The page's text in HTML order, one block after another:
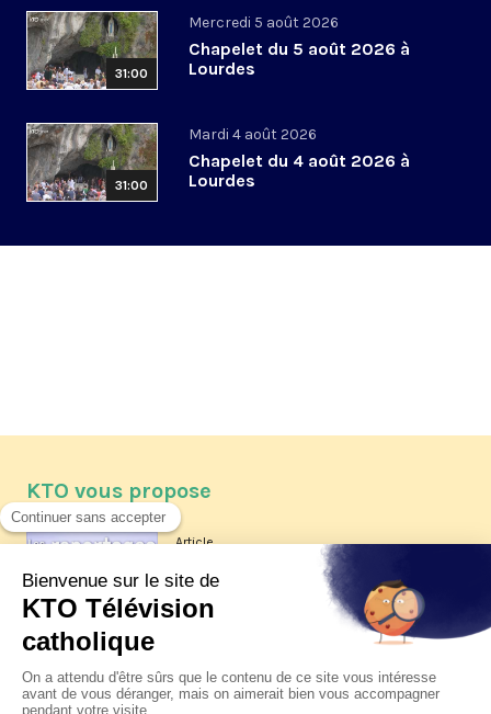
31:00
Mercredi 5 août 2026
Chapelet du 5 août 2026 à
Lourdes
31:00
Mardi 4 août 2026
Chapelet du 4 août 2026 à
Lourdes
KTO vous propose
Article
Les reportages d'été 2026 de KTO
La visite pastorale du pape Léon
XIV à Assise à suivre sur KTO le
jeudi 6 août